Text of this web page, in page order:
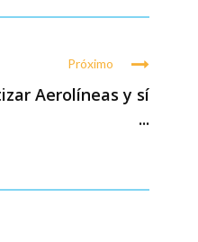
Próximo
Aerolíneas y sí
...